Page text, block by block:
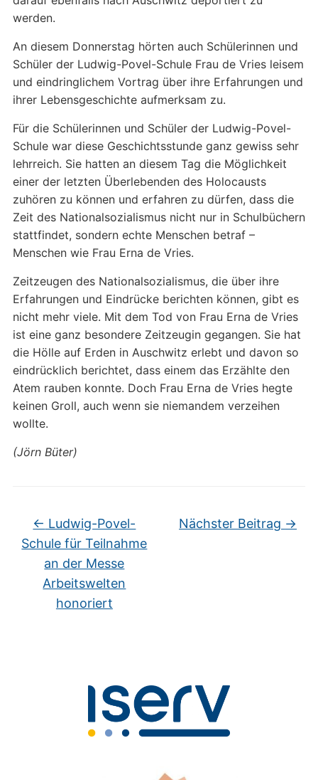
werden.
An diesem Donnerstag hörten auch Schülerinnen und
Schüler der Ludwig-Povel-Schule Frau de Vries leisem
und eindringlichem Vortrag über ihre Erfahrungen und
ihrer Lebensgeschichte aufmerksam zu.
Für die Schülerinnen und Schüler der Ludwig-Povel-
Schule war diese Geschichtsstunde ganz gewiss sehr
lehrreich. Sie hatten an diesem Tag die Möglichkeit
einer der letzten Überlebenden des Holocausts
zuhören zu können und erfahren zu dürfen, dass die
Zeit des Nationalsozialismus nicht nur in Schulbüchern
stattfindet, sondern echte Menschen betraf –
Menschen wie Frau Erna de Vries.
Zeitzeugen des Nationalsozialismus, die über ihre
Erfahrungen und Eindrücke berichten können, gibt es
nicht mehr viele. Mit dem Tod von Frau Erna de Vries
ist eine ganz besondere Zeitzeugin gegangen. Sie hat
die Hölle auf Erden in Auschwitz erlebt und davon so
eindrücklich berichtet, dass einem das Erzählte den
Atem rauben konnte. Doch Frau Erna de Vries hegte
keinen Groll, auch wenn sie niemandem verzeihen
wollte.
(Jörn Büter)
← Ludwig-Povel-
Schule für Teilnahme
an der Messe
Arbeitswelten
honoriert
Nächster Beitrag →